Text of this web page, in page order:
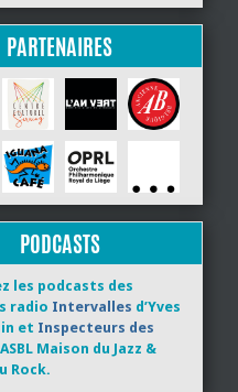
PARTENAIRES
PODCASTS
les podcasts des
radio Intervalles d’Yves
et Inspecteurs des
Maison du Jazz &
Rock.